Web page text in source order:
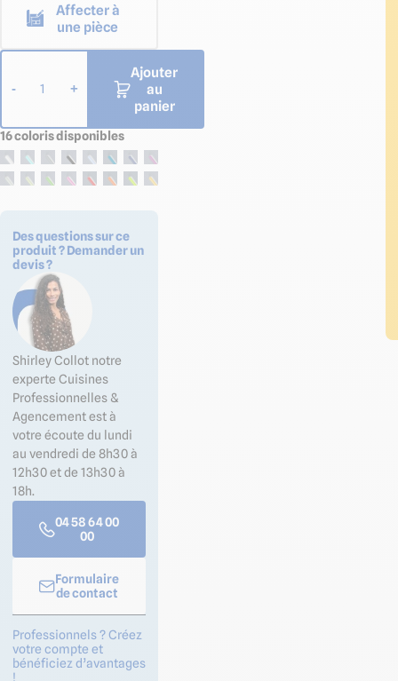
Affecter à
une pièce
- 1 +
Ajouter
au
panier
16 coloris disponibles
Des questions sur ce
produit ? Demander un
devis ?
Shirley Collot notre
experte Cuisines
Professionnelles &
Agencement est à
votre écoute du lundi
au vendredi de 8h30 à
12h30 et de 13h30 à
18h.
04 58 64 00
00
Formulaire
de contact
Professionnels ? Créez
votre compte et
bénéficiez d’avantages
!